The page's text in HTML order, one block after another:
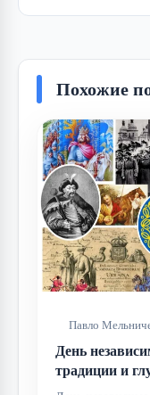
Похожие
Павло
День
традиции и